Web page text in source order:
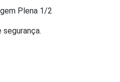
Plena 1/2
segurança.